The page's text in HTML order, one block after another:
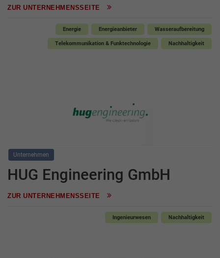
ZUR UNTERNEHMENSSEITE
Energie Energieanbieter Wasseraufbereitung
Telekommunikation & Funktechnologie Nachhaltigkeit
Unternehmen
HUG Engineering GmbH
ZUR UNTERNEHMENSSEITE
Ingenieurwesen Nachhaltigkeit